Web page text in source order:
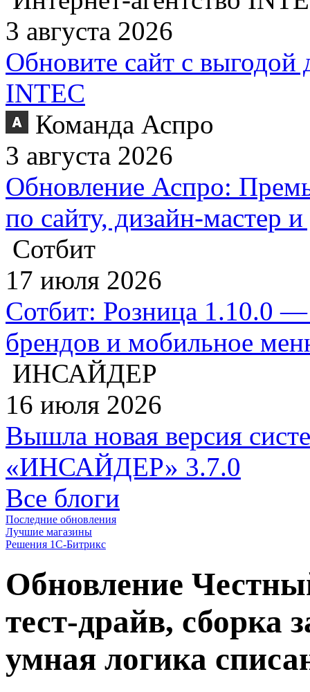
3 августа 2026
Обновите сайт с выгодой
INTEC
Команда Аспро
3 августа 2026
Обновление Аспро:
по сайту, дизайн-мастер
Сотбит
17 июля 2026
Сотбит: Розница 1.10.0 —
брендов и мобильное
ИНСАЙДЕР
16 июля 2026
Вышла новая версия
«ИНСАЙДЕР» 3.7.0
Все блоги
Последние обновления
Лучшие магазины
Решения 1С-Битрикс
Обновление
тест-драйв, сборка
умная логика